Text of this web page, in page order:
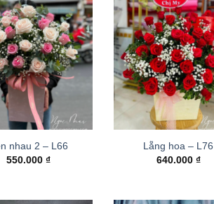
nhau 2 – L66
550.000 ₫
Lẵng hoa – L76
640.000 ₫